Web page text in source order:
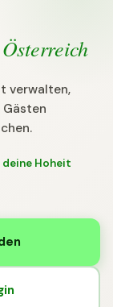
verwalten,
Hoheit